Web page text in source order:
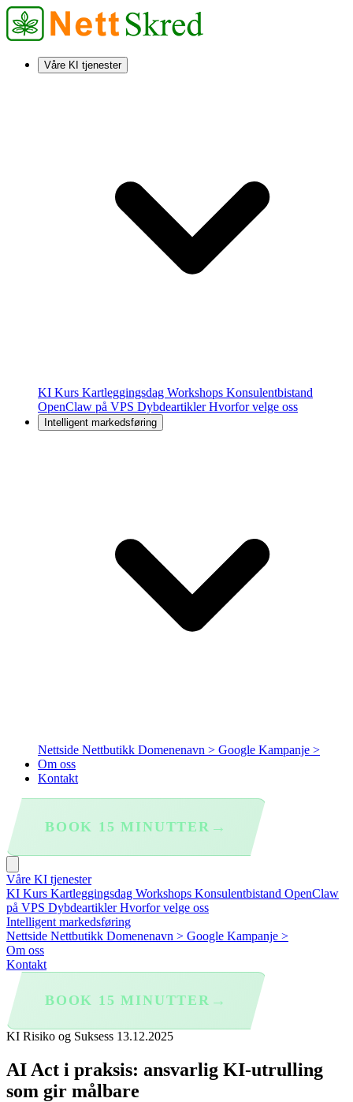
Våre KI tjenester
KI Kurs Kartleggingsdag Workshops Konsulentbistand
OpenClaw på VPS DybdeartiklerHvorfor velge oss
Intelligent markedsføring
Nettside Nettbutikk Domenenavn > Google Kampanje >
Om oss
Kontakt
BOOK 15 MINUTTER →
Våre KI tjenester
KI Kurs Kartleggingsdag Workshops Konsulentbistand OpenClaw
på VPS DybdeartiklerHvorfor velge oss
Intelligent markedsføring
Nettside Nettbutikk Domenenavn > Google Kampanje >
Om oss
Kontakt
BOOK 15 MINUTTER →
KI Risiko og Suksess 13.12.2025
AI Act i praksis: ansvarlig KI-utrulling
som gir målbare